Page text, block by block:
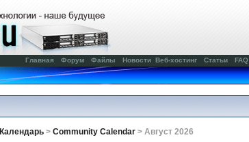
Главная Форум Файлы Новости Веб-хостинг Статьи FAQ
Календарь > Community Calendar > Август 2026